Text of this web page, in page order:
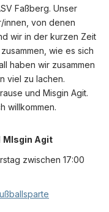
Faßberg. Unser
innen, von denen
wir in der kurzen Zeit
wie es sich
haben wir zusammen
viel zu lachen.
und Misgin Agit.
willkommen.
Mlsgin Agit
zwischen 17:00